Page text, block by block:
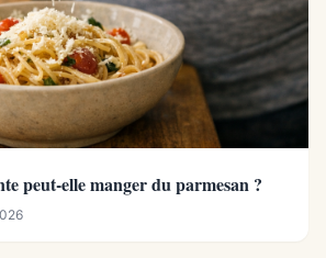
peut-elle manger du parmesan ?